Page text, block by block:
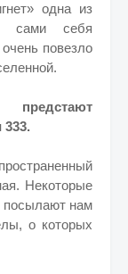
одна из
сами себя
повезло
Некоторые
посылают нам
о которых